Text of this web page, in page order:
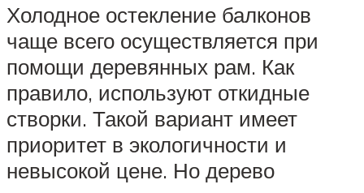
Холодное остекление балконов
чаще всего осуществляется при
помощи деревянных рам. Как
правило, используют откидные
створки. Такой вариант имеет
приоритет в экологичности и
невысокой цене. Но дерево